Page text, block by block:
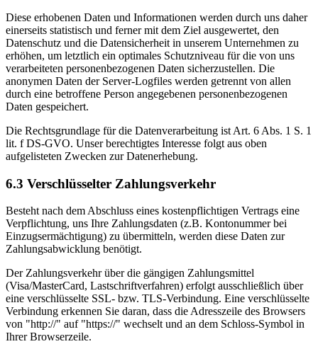
Diese erhobenen Daten und Informationen werden durch uns daher
einerseits statistisch und ferner mit dem Ziel ausgewertet, den
Datenschutz und die Datensicherheit in unserem Unternehmen zu
erhöhen, um letztlich ein optimales Schutzniveau für die von uns
verarbeiteten personenbezogenen Daten sicherzustellen. Die
anonymen Daten der Server-Logfiles werden getrennt von allen
durch eine betroffene Person angegebenen personenbezogenen
Daten gespeichert.
Die Rechtsgrundlage für die Datenverarbeitung ist Art. 6 Abs. 1 S. 1
lit. f DS-GVO. Unser berechtigtes Interesse folgt aus oben
aufgelisteten Zwecken zur Datenerhebung.
6.3 Verschlüsselter Zahlungsverkehr
Besteht nach dem Abschluss eines kostenpflichtigen Vertrags eine
Verpflichtung, uns Ihre Zahlungsdaten (z.B. Kontonummer bei
Einzugsermächtigung) zu übermitteln, werden diese Daten zur
Zahlungsabwicklung benötigt.
Der Zahlungsverkehr über die gängigen Zahlungsmittel
(Visa/MasterCard, Lastschriftverfahren) erfolgt ausschließlich über
eine verschlüsselte SSL- bzw. TLS-Verbindung. Eine verschlüsselte
Verbindung erkennen Sie daran, dass die Adresszeile des Browsers
von "http://" auf "https://" wechselt und an dem Schloss-Symbol in
Ihrer Browserzeile.